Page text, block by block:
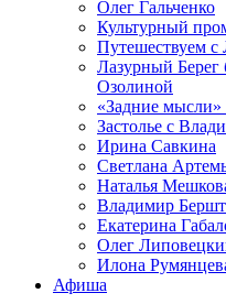
Олег Гальченко
Культурный
Путешествуем
Лазурный Берег
Озолиной
«Задние
Застолье с
Ирина Савкина
Светлана
Наталья
Владимир
Екатерина
Олег
Илона
Афиша